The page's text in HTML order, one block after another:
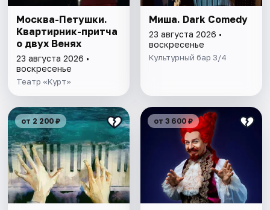
Москва-Петушки.
Квартирник-притча
о двух Венях
23 августа 2026 •
воскресенье
Театр «Курт»
Миша. Dark Comedy
23 августа 2026 •
воскресенье
Культурный бар 3/4
от 2 200 ₽ от 3 600 ₽